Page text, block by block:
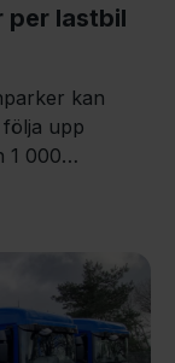
per lastbil
kan
upp
1 000